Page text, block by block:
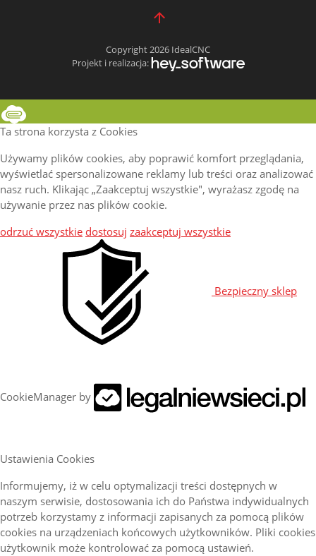
Copyright 2026 IdealCNC
Projekt i realizacja:
Ta strona korzysta z Cookies
Używamy plików cookies, aby poprawić komfort przeglądania,
wyświetlać spersonalizowane reklamy lub treści oraz analizować
nasz ruch. Klikając „Zaakceptuj wszystkie", wyrażasz zgodę na
używanie przez nas plików cookie.
odrzuć wszystkie dostosuj zaakceptuj wszystkie
Bezpieczny sklep
CookieManager by
Ustawienia Cookies
Informujemy, iż w celu optymalizacji treści dostępnych w
naszym serwisie, dostosowania ich do Państwa indywidualnych
potrzeb korzystamy z informacji zapisanych za pomocą plików
cookies na urządzeniach końcowych użytkowników. Pliki cookies
użytkownik może kontrolować za pomocą ustawień.